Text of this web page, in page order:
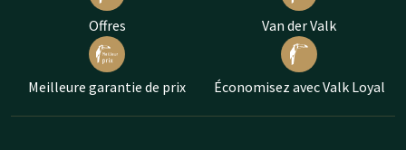
Offres Van der Valk
Meilleure garantie de prix Économisez avec Valk Loyal